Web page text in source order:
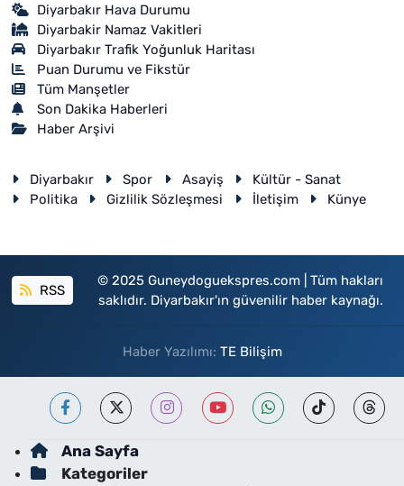
Diyarbakır Hava Durumu
Diyarbakir Namaz Vakitleri
Diyarbakır Trafik Yoğunluk Haritası
Puan Durumu ve Fikstür
Tüm Manşetler
Son Dakika Haberleri
Haber Arşivi
Diyarbakır Spor Asayiş
Kültür - Sanat
Politika
Gizlilik Sözleşmesi İletişim Künye
RSS
© 2025 Guneydoguekspres.com | Tüm hakları
saklıdır. Diyarbakır'ın güvenilir haber kaynağı.
Haber Yazılımı: TE Bilişim
Ana Sayfa
Kategoriler